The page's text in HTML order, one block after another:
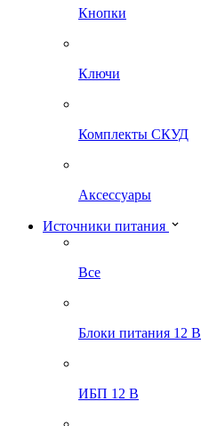
Кнопки
Ключи
Комплекты СКУД
Аксессуары
Источники питания
Все
Блоки питания 12 В
ИБП 12 В